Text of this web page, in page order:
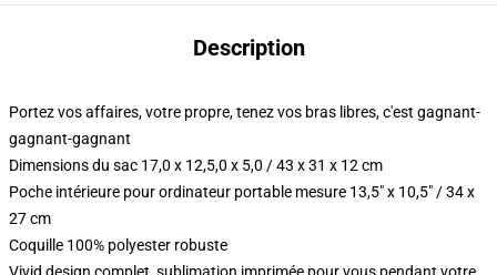
Description
Portez vos affaires, votre propre, tenez vos bras libres, c'est gagnant-
gagnant-gagnant
Dimensions du sac 17,0 x 12,5,0 x 5,0 / 43 x 31 x 12 cm
Poche intérieure pour ordinateur portable mesure 13,5" x 10,5" / 34 x
27 cm
Coquille 100% polyester robuste